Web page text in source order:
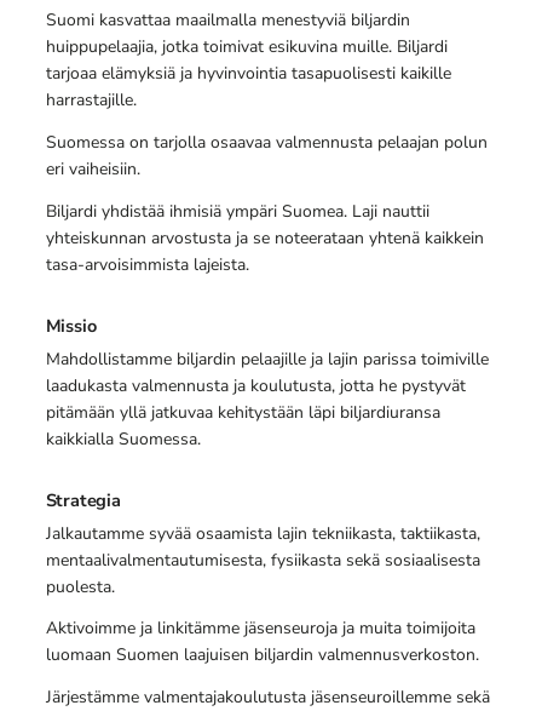
Suomi kasvattaa maailmalla menestyviä biljardin
huippupelaajia, jotka toimivat esikuvina muille. Biljardi
tarjoaa elämyksiä ja hyvinvointia tasapuolisesti kaikille
harrastajille.
Suomessa on tarjolla osaavaa valmennusta pelaajan polun
eri vaiheisiin.
Biljardi yhdistää ihmisiä ympäri Suomea. Laji nauttii
yhteiskunnan arvostusta ja se noteerataan yhtenä kaikkein
tasa-arvoisimmista lajeista.
Missio
Mahdollistamme biljardin pelaajille ja lajin parissa toimiville
laadukasta valmennusta ja koulutusta, jotta he pystyvät
pitämään yllä jatkuvaa kehitystään läpi biljardiuransa
kaikkialla Suomessa.
Strategia
Jalkautamme syvää osaamista lajin tekniikasta, taktiikasta,
mentaalivalmentautumisesta, fysiikasta sekä sosiaalisesta
puolesta.
Aktivoimme ja linkitämme jäsenseuroja ja muita toimijoita
luomaan Suomen laajuisen biljardin valmennusverkoston.
Järjestämme valmentajakoulutusta jäsenseuroillemme sekä